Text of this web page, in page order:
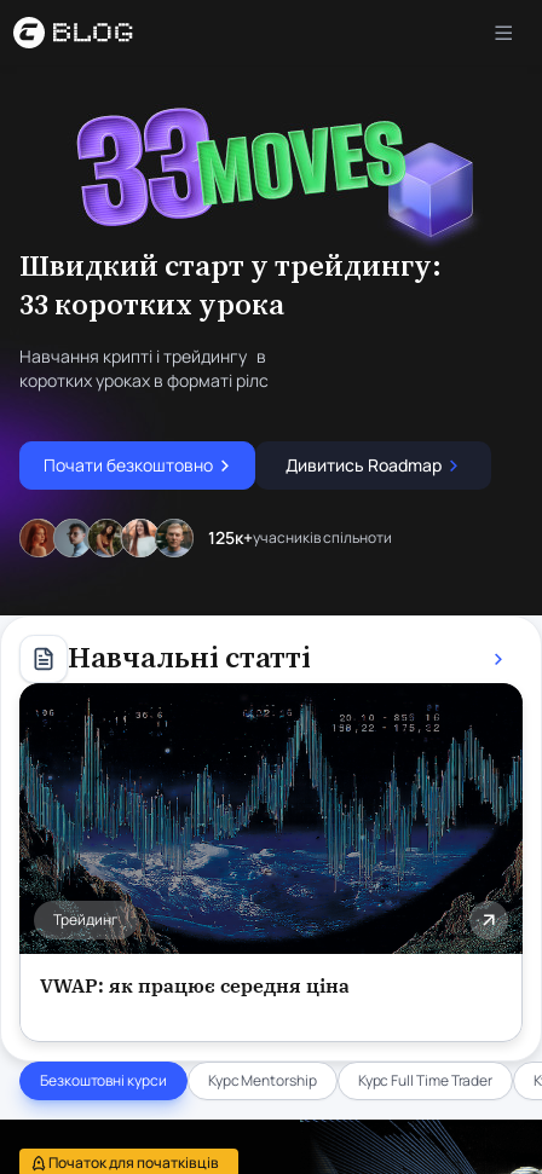
Швидкий старт у трейдингу:
33 коротких урока
Навчання крипті і трейдингу в
коротких уроках в форматі рілс
Почати безкоштовно Дивитись Roadmap
125к+учасників спільноти
Навчальні статті
Трейдинг
VWAP: як працює середня ціна
Безкоштовні курси Курс Mentorship Курс Full Time Trader
Початок для початківців